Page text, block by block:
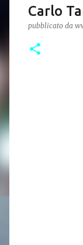
Carlo
pubblicato da